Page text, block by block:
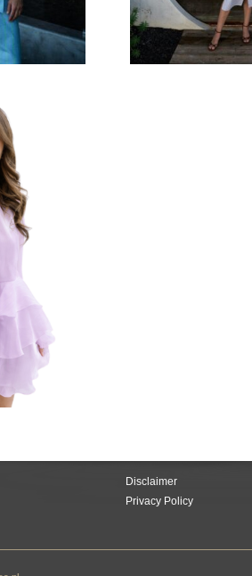
Disclaimer
Privacy Policy